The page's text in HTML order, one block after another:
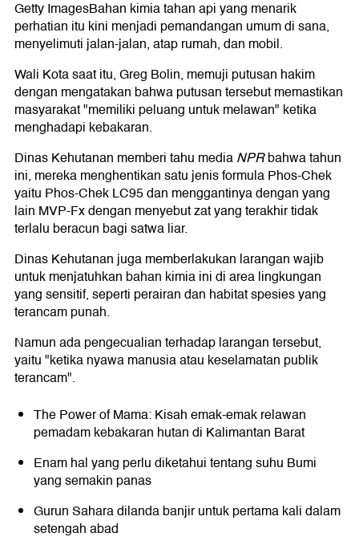
Getty ImagesBahan kimia tahan api yang menarik
perhatian itu kini menjadi pemandangan umum di sana,
menyelimuti jalan-jalan, atap rumah, dan mobil.
Wali Kota saat itu, Greg Bolin, memuji putusan hakim
dengan mengatakan bahwa putusan tersebut memastikan
masyarakat "memiliki peluang untuk melawan" ketika
menghadapi kebakaran.
Dinas Kehutanan memberi tahu mediaNPRbahwa tahun
ini, mereka menghentikan satu jenis formula Phos-Chek
yaitu Phos-Chek LC95 dan menggantinya dengan yang
lain MVP-Fx dengan menyebut zat yang terakhir tidak
terlalu beracun bagi satwa liar.
Dinas Kehutanan juga memberlakukan larangan wajib
untuk menjatuhkan bahan kimia ini di area lingkungan
yang sensitif, seperti perairan dan habitat spesies yang
terancam punah.
Namun ada pengecualian terhadap larangan tersebut,
yaitu "ketika nyawa manusia atau keselamatan publik
terancam".
The Power of Mama: Kisah emak-emak relawan
pemadam kebakaran hutan di Kalimantan Barat
Enam hal yang perlu diketahui tentang suhu Bumi
yang semakin panas
Gurun Sahara dilanda banjir untuk pertama kali dalam
setengah abad